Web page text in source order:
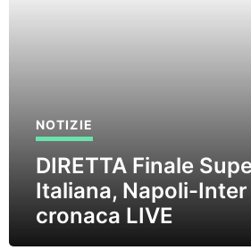
NOTIZIE
DIRETTA Finale
Italiana, Napoli-
cronaca LIVE